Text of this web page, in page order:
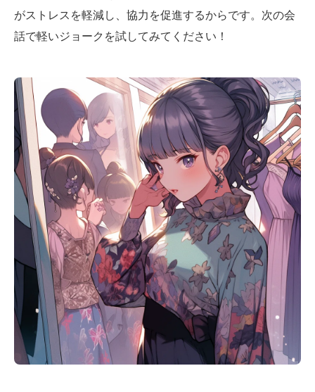
がストレスを軽減し、協力を促進するからです。次の会
話で軽いジョークを試してみてください！